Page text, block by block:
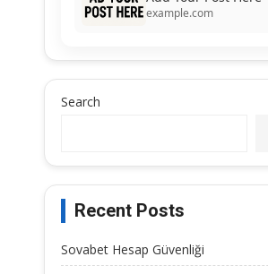
example.com
Search
Recent Posts
Sovabet Hesap Güvenliği